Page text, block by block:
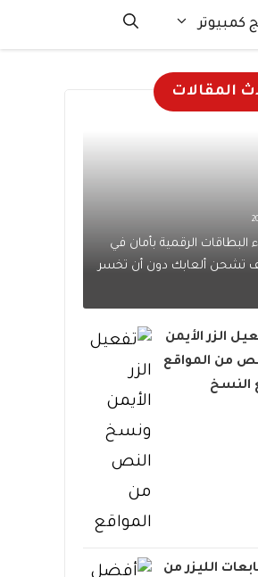
كمبيوتر
المقالات
البطاقات الرقمية بأمان في
كيف تشحن ألعابك دون أن تخسر
الزر الأيمن
من المواقع
النسخ
الليزر من